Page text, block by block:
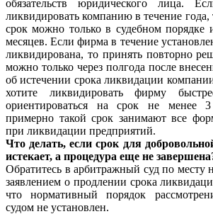
обязательств юридического лица.
ликвидировать компанию в течение
срок можно только в судебном порядке
месяцев. Если фирма в течение
ликвидирована, то принять повторно
можно только через полгода после
об истечении срока ликвидации
хотите ликвидировать фирму
ориентироваться на срок не менее
примерно такой срок занимают все
при ликвидации предприятий.
Что делать, если срок для
истекает, а процедура еще не
Обратитесь в арбитражный суд по месту
заявлением о продлении срока
что нормативный порядок
судом не установлен.